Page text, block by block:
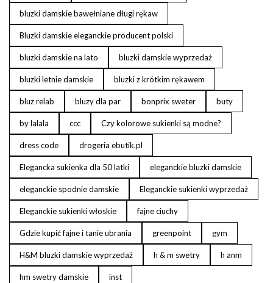
bluzki damskie bawełniane długi rękaw
Bluzki damskie eleganckie producent polski
bluzki damskie na lato bluzki damskie wyprzedaż
bluzki letnie damskie bluzki z krótkim rękawem
bluz relab bluzy dla par bonprix sweter buty
by lalala ccc Czy kolorowe sukienki są modne?
dress code drogeria ebutik.pl
Elegancka sukienka dla 50 latki eleganckie bluzki damskie
eleganckie spodnie damskie Eleganckie sukienki wyprzedaż
Eleganckie sukienki włoskie fajne ciuchy
Gdzie kupić fajne i tanie ubrania greenpoint gym
H&M bluzki damskie wyprzedaż h & m swetry h anm
hm swetry damskie inst